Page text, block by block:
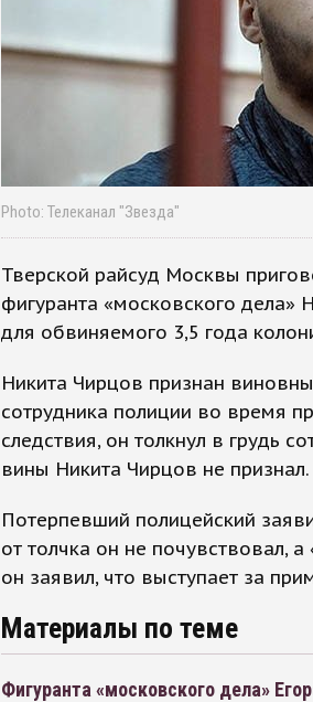
Photo: Телеканал "Звезда"
Тверской райсуд Москвы
фигуранта «московского дела»
для обвиняемого 3,5 года
Никита Чирцов признан
сотрудника полиции во время
следствия, он толкнул в грудь
вины Никита Чирцов не признал.
Потерпевший полицейский
от толчка он не почувствовал,
он заявил, что выступает за
Материалы по теме
Фигуранта «московского дела»